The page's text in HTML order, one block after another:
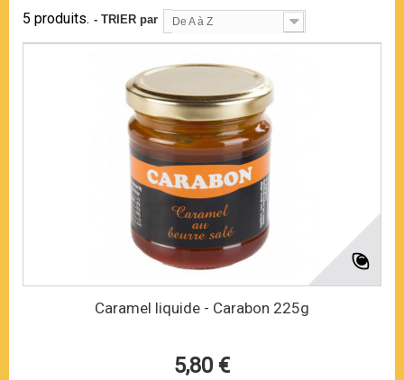
5 produits. - TRIER par De A à Z
Caramel liquide - Carabon 225g
5,80 €